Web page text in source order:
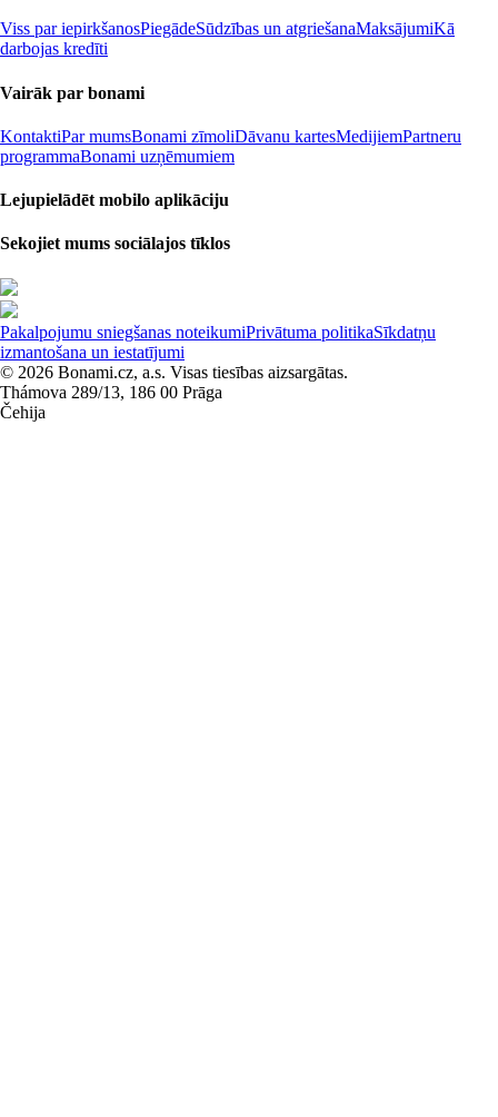
Viss par iepirkšanosPiegādeSūdzības un atgriešanaMaksājumiKā
darbojas kredīti
Vairāk par bonami
KontaktiPar mumsBonami zīmoliDāvanu kartesMedijiemPartneru
programmaBonami uzņēmumiem
Lejupielādēt mobilo aplikāciju
Sekojiet mums sociālajos tīklos
Pakalpojumu sniegšanas noteikumiPrivātuma politikaSīkdatņu
izmantošana un iestatījumi
© 2026 Bonami.cz, a.s. Visas tiesības aizsargātas.
Thámova 289/13, 186 00 Prāga
Čehija